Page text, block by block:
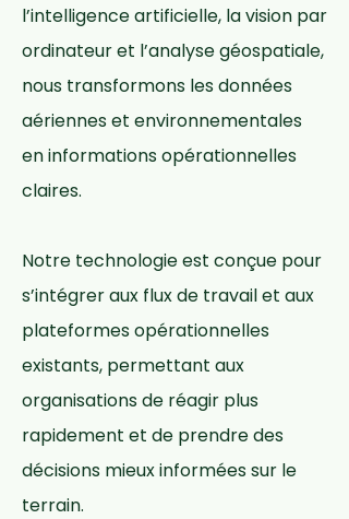
l’intelligence artificielle, la vision par
ordinateur et l’analyse géospatiale,
nous transformons les données
aériennes et environnementales
en informations opérationnelles
claires.
Notre technologie est conçue pour
s’intégrer aux flux de travail et aux
plateformes opérationnelles
existants, permettant aux
organisations de réagir plus
rapidement et de prendre des
décisions mieux informées sur le
terrain.